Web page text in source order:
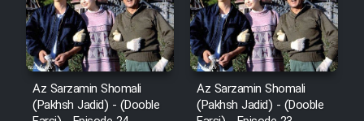
Az Sarzamin Shomali
(Pakhsh Jadid) - (Dooble
Az Sarzamin Shomali
(Pakhsh Jadid) - (Dooble